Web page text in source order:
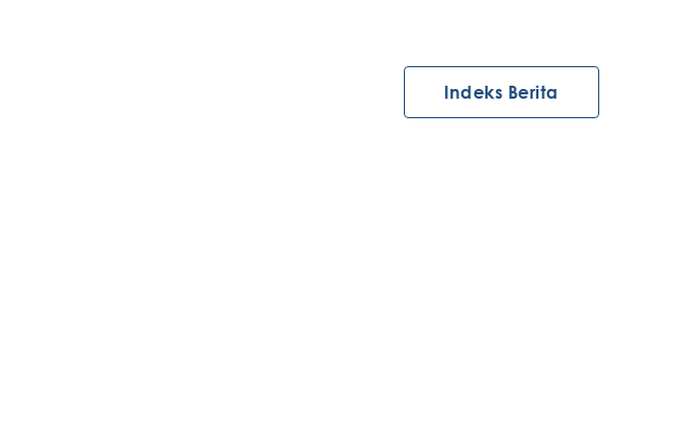
Indeks Berita